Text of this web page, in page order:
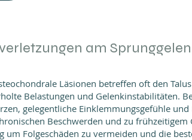
am
Läsionen betreffen oft den
Belastungen und Gelenkinstabilitäten.
gelegentliche Einklemmungsgefühle
Beschwerden und zu
um Folgeschäden zu vermeiden und die